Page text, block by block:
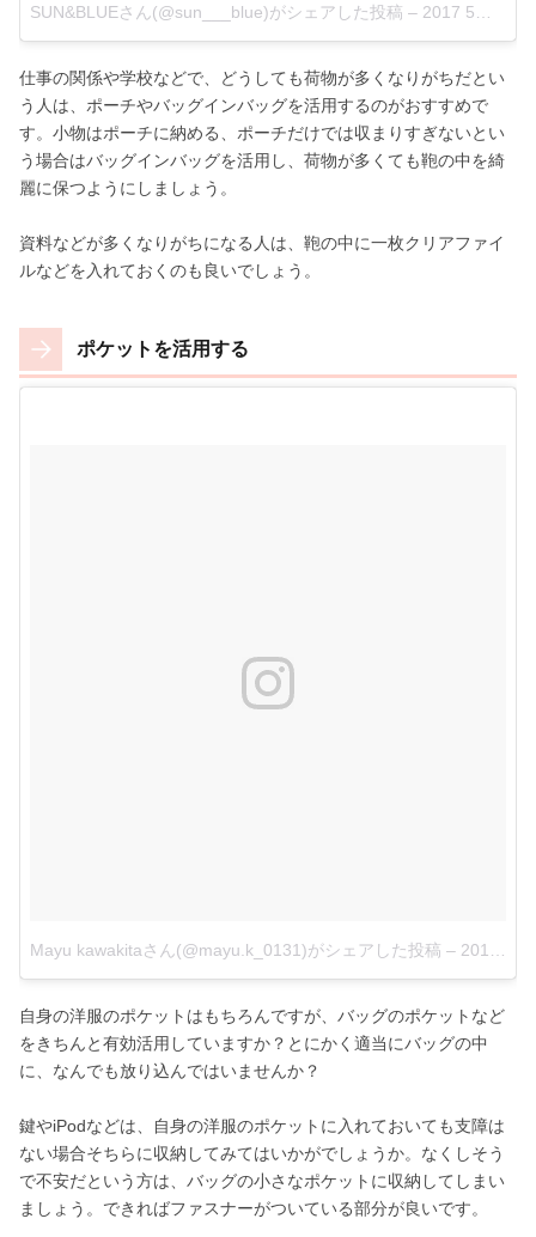
SUN&BLUEさん(@sun___blue)がシェアした投稿 – 2017 5月 16 12:31午前 PDT
仕事の関係や学校などで、どうしても荷物が多くなりがちだとい
う人は、ポーチやバッグインバッグを活用するのがおすすめで
す。小物はポーチに納める、ポーチだけでは収まりすぎないとい
う場合はバッグインバッグを活用し、荷物が多くても鞄の中を綺
麗に保つようにしましょう。
資料などが多くなりがちになる人は、鞄の中に一枚クリアファイ
ルなどを入れておくのも良いでしょう。
ポケットを活用する
Mayu kawakitaさん(@mayu.k_0131)がシェアした投稿 – 2017 5月 23 5:54午後 PDT
自身の洋服のポケットはもちろんですが、バッグのポケットなど
をきちんと有効活用していますか？とにかく適当にバッグの中
に、なんでも放り込んではいませんか？
鍵やiPodなどは、自身の洋服のポケットに入れておいても支障は
ない場合そちらに収納してみてはいかがでしょうか。なくしそう
で不安だという方は、バッグの小さなポケットに収納してしまい
ましょう。できればファスナーがついている部分が良いです。